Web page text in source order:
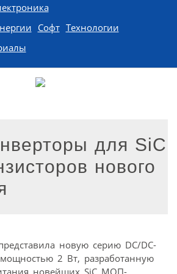
Софт Технологии
для SiC
нового
новую серию DC/DC-
мощностью 2 Вт, разработанную
новейших SiC МОП-